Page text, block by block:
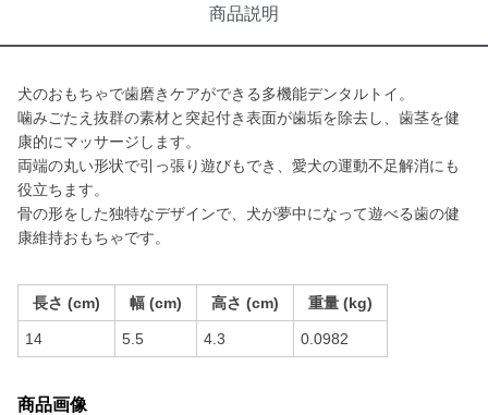
商品説明
犬のおもちゃで歯磨きケアができる多機能デンタルトイ。
噛みごたえ抜群の素材と突起付き表面が歯垢を除去し、歯茎を健
康的にマッサージします。
両端の丸い形状で引っ張り遊びもでき、愛犬の運動不足解消にも
役立ちます。
骨の形をした独特なデザインで、犬が夢中になって遊べる歯の健
康維持おもちゃです。
長さ (cm) 幅 (cm) 高さ (cm) 重量 (kg)
14 5.5 4.3 0.0982
商品画像